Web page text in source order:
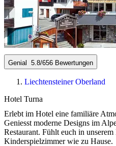
Genial 5.8/656 Bewertungen
Liechtensteiner Oberland
Hotel Turna
Erlebt im Hotel eine familiäre
Geniesst moderne Designs im
Restaurant. Fühlt euch in
Kinderspielzimmer wie zu Hause.